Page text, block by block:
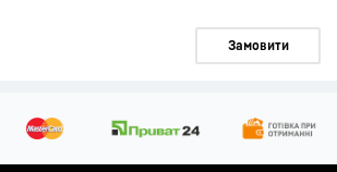
Замовити